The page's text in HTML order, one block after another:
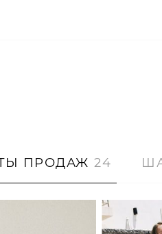
ПРОДАЖ 24